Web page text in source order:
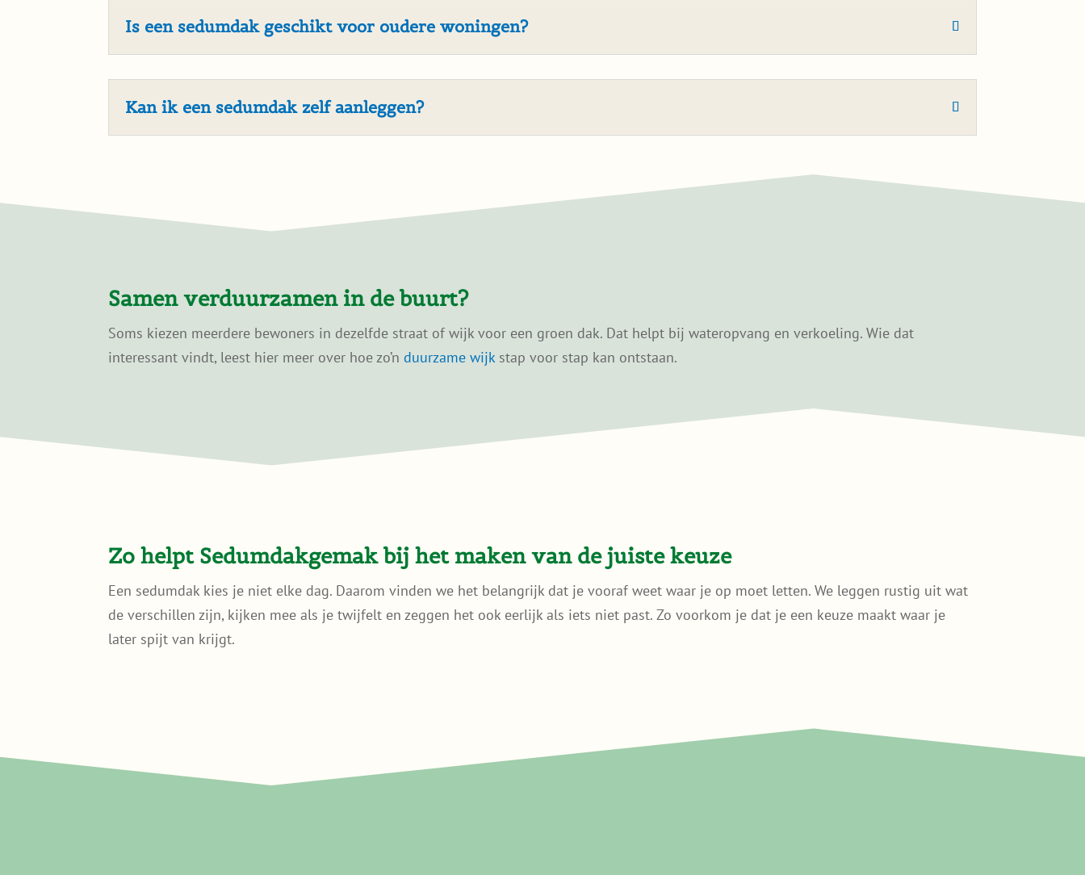
Is een sedumdak geschikt voor oudere woningen?
Kan ik een sedumdak zelf aanleggen?
Samen verduurzamen in de buurt?
Soms kiezen meerdere bewoners in dezelfde straat of wijk voor een groen dak. Dat helpt bij wateropvang en verkoeling. Wie dat
interessant vindt, leest hier meer over hoe zo’nduurzame wijkstap voor stap kan ontstaan.
Zo helpt Sedumdakgemak bij het maken van de juiste keuze
Een sedumdak kies je niet elke dag. Daarom vinden we het belangrijk dat je vooraf weet waar je op moet letten. We leggen rustig uit wat
de verschillen zijn, kijken mee als je twijfelt en zeggen het ook eerlijk als iets niet past. Zo voorkom je dat je een keuze maakt waar je
later spijt van krijgt.